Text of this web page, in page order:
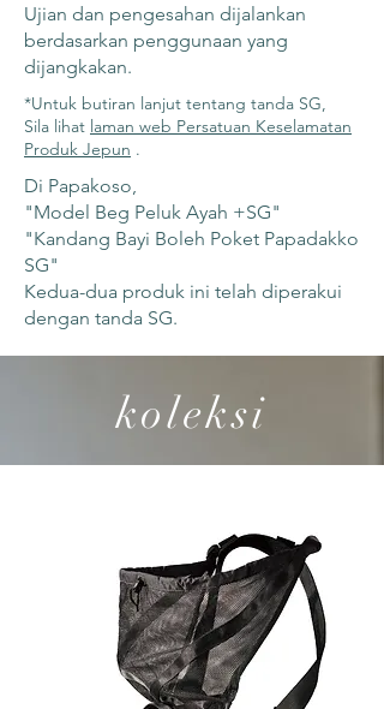
Ujian dan pengesahan dijalankan
berdasarkan penggunaan yang
dijangkakan.
*Untuk butiran lanjut tentang tanda SG,
Sila lihat laman web Persatuan Keselamatan
Produk Jepun .
Di Papakoso,
"Model Beg Peluk Ayah +SG"
"Kandang Bayi Boleh Poket Papadakko
SG"
Kedua-dua produk ini telah diperakui
dengan tanda SG.
koleksi